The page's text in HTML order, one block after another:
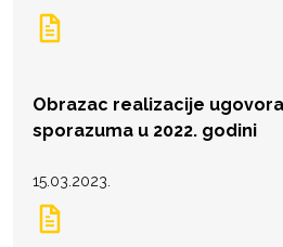
Obrazac realizacije
sporazuma u 2022. godini
15.03.2023.